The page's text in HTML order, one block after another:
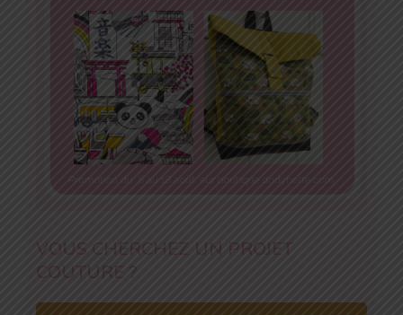
VOUS CHERCHEZ UN PROJET
COUTURE ?